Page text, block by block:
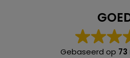
Gebaseerd op